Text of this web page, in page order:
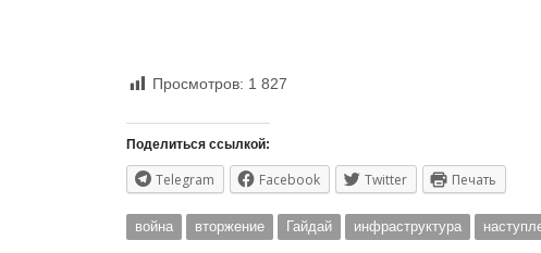
Просмотров: 1 827
Поделиться ссылкой:
Telegram Facebook Twitter Печать
война вторжение Гайдай инфраструктура